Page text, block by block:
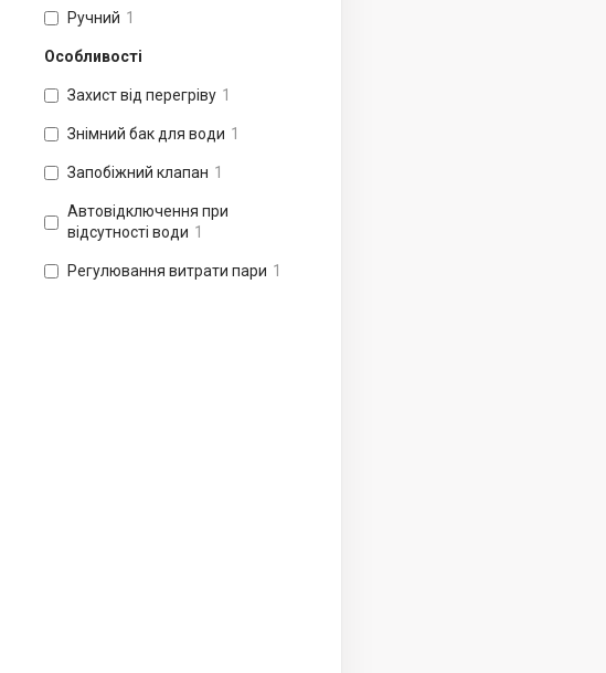
Ручний 1
Особливості
Захист від перегріву 1
Знімний бак для води 1
Запобіжний клапан 1
Автовідключення при
відсутності води 1
Регулювання витрати пари 1